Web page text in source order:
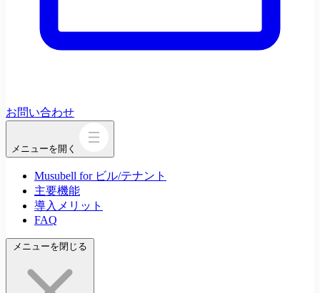
お問い合わせ
メニューを開く
Musubell for ビル/テナント
主要機能
導入メリット
FAQ
メニューを閉じる